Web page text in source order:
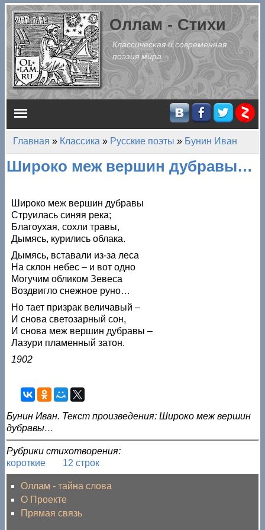
Перейти к основному содержанию
Оллам - Стихи
Классическая и современная
поэзия мира
Главное меню
Вы здесь
Главная » Классика » Русские поэты » Бунин Иван
Широко меж вершин дубравы…
Широко меж вершин дубравы
Струилась синяя река;
Благоухая, сохли травы,
Дымясь, курились облака.
Дымясь, вставали из-за леса
На склон небес – и вот одно
Могучим обликом Зевеса
Воздвигло снежное руно…
Но тает призрак величавый –
И снова светозарный сон,
И снова меж вершин дубравы –
Лазури пламенный затон.
1902
Бунин Иван. Текст произведения: Широко меж вершин
дубравы…
Рубрики стихотворения:
короткие
12 строк
Оллам - тайна слова
О Проекте
Прямая связь